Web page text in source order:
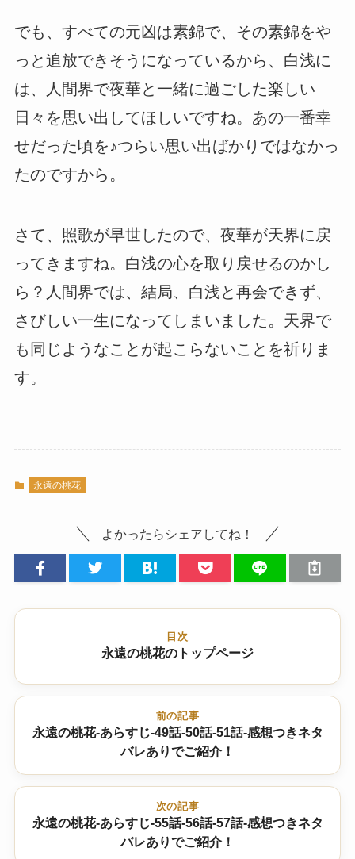
でも、すべての元凶は素錦で、その素錦をや
っと追放できそうになっているから、白浅に
は、人間界で夜華と一緒に過ごした楽しい
日々を思い出してほしいですね。あの一番幸
せだった頃を♪つらい思い出ばかりではなかっ
たのですから。
さて、照歌が早世したので、夜華が天界に戻
ってきますね。白浅の心を取り戻せるのかし
ら？人間界では、結局、白浅と再会できず、
さびしい一生になってしまいました。天界で
も同じようなことが起こらないことを祈りま
す。
永遠の桃花
よかったらシェアしてね！
目次
永遠の桃花のトップページ
前の記事
永遠の桃花-あらすじ-49話-50話-51話-感想つきネタ
バレありでご紹介！
次の記事
永遠の桃花-あらすじ-55話-56話-57話-感想つきネタ
バレありでご紹介！